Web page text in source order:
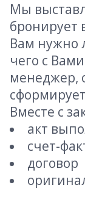
Мы
Вам нужно
чего с
менеджер,
Вместе с
акт
счет-
договор